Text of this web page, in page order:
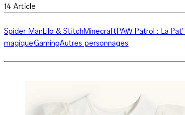
14 Article
Spider ManLilo & StitchMinecraftPAW Patrol : La
magiqueGamingAutres personnages